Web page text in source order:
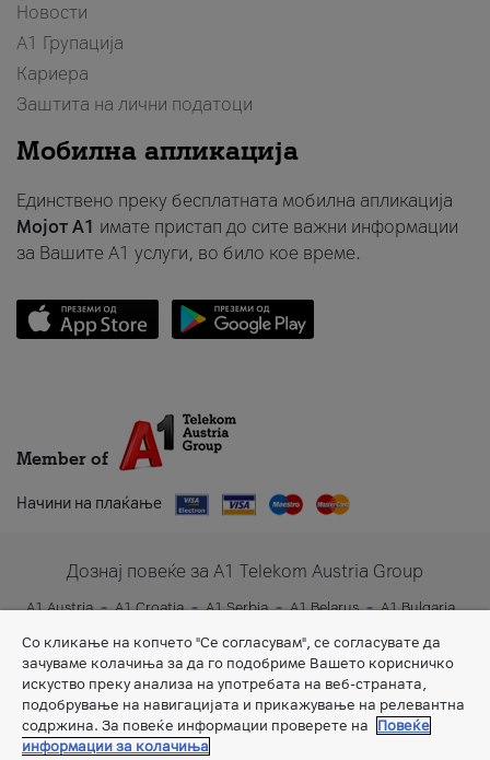
Новости
А1 Групација
Кариера
Заштита на лични податоци
Мобилна апликација
Единствено преку бесплатната мобилна апликација
Мојот A1 имате пристап до сите важни информации
за Вашите A1 услуги, во било кое време.
Member of
Начини на плаќање
Дознај повеќе за A1 Telekom Austria Group
A1 Austria A1 Croatia A1 Serbia A1 Belarus
A1 Bulgaria
A1 Slovenia
A1 Digital
Со кликање на копчето "Се согласувам", се согласувате да
зачуваме колачиња за да го подобриме Вашето корисничко
искуство преку анализа на употребата на веб-страната,
подобрување на навигацијата и прикажување на релевантна
содржина. За повеќе информации проверете на
Повеќе
информации за колачиња